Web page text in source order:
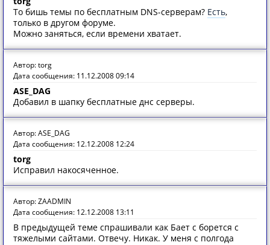
То бишь темы по бесплатным DNS-серверам? Есть,
только в другом форуме.
Можно заняться, если времени хватает.
Автор: torg
Дата сообщения: 11.12.2008 09:14
ASE_DAG
Добавил в шапку бесплатные днс серверы.
Автор: ASE_DAG
Дата сообщения: 12.12.2008 12:24
torg
Исправил накосяченное.
Автор: ZAADMIN
Дата сообщения: 12.12.2008 13:11
В предыдущей теме спрашивали как Бает с борется с
тяжелыми сайтами. Отвечу. Никак. У меня с полгода